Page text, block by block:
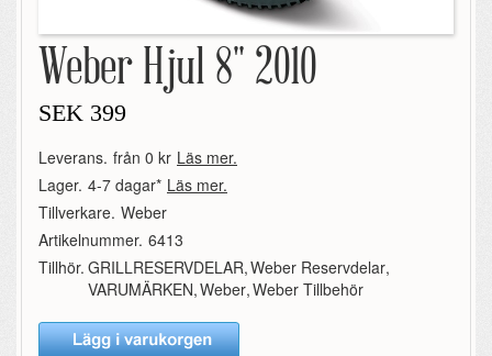
Weber Hjul 8" 2010
SEK 399
Leverans. från 0 kr Läs mer.
Lager. 4-7 dagar* Läs mer.
Tillverkare. Weber
Artikelnummer. 6413
Tillhör. GRILLRESERVDELAR,Weber Reservdelar,
VARUMÄRKEN,Weber,Weber Tillbehör